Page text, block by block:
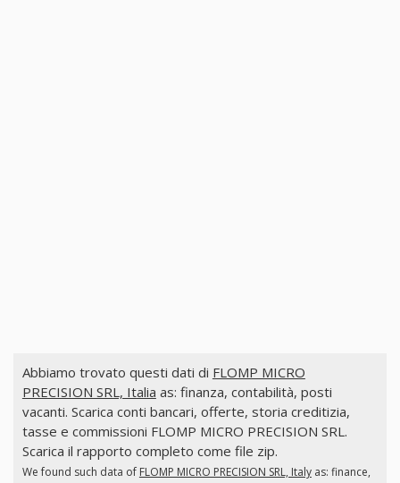
Abbiamo trovato questi dati di FLOMP MICRO
PRECISION SRL, Italia as: finanza, contabilità, posti
vacanti. Scarica conti bancari, offerte, storia creditizia,
tasse e commissioni FLOMP MICRO PRECISION SRL.
Scarica il rapporto completo come file zip.
We found such data of FLOMP MICRO PRECISION SRL, Italyas: finance,